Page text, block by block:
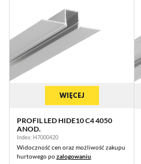
WIĘCEJ
PROFIL LED HIDE10 C4 4050
ANOD.
Index: H7000420
Widoczność cen oraz możliwość zakupu
hurtowego pozalogowaniu